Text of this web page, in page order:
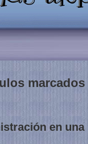
marcados
en una